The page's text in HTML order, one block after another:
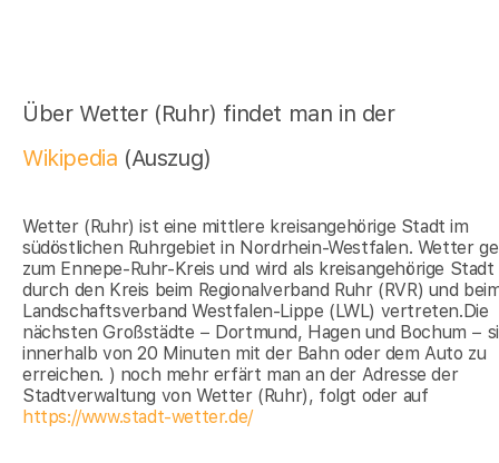
Über Wetter (Ruhr) findet man in der
Wikipedia (Auszug)
Wetter (Ruhr) ist eine mittlere kreisangehörige Stadt im
südöstlichen Ruhrgebiet in Nordrhein-Westfalen. Wetter
zum Ennepe-Ruhr-Kreis und wird als kreisangehörige Stadt
durch den Kreis beim Regionalverband Ruhr (RVR) und
Landschaftsverband Westfalen-Lippe (LWL) vertreten.Die
nächsten Großstädte − Dortmund, Hagen und Bochum −
innerhalb von 20 Minuten mit der Bahn oder dem Auto zu
erreichen. ) noch mehr erfärt man an der Adresse der
Stadtverwaltung von Wetter (Ruhr), folgt oder auf
https://www.stadt-wetter.de/